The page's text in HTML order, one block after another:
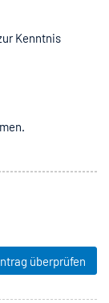
Kenntnis
überprüfen